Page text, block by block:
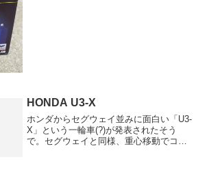
HONDA U3-X
ホンダからセグウェイ並みに面白い「U3-
X」という一輪車(?)が発表されたそう
で。セグウェイと同様、重心移動でコン